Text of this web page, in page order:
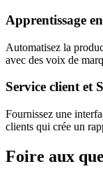
Apprentissage
Automatisez la
avec des voix de
Service client et
Fournissez une
clients qui crée un
Foire aux